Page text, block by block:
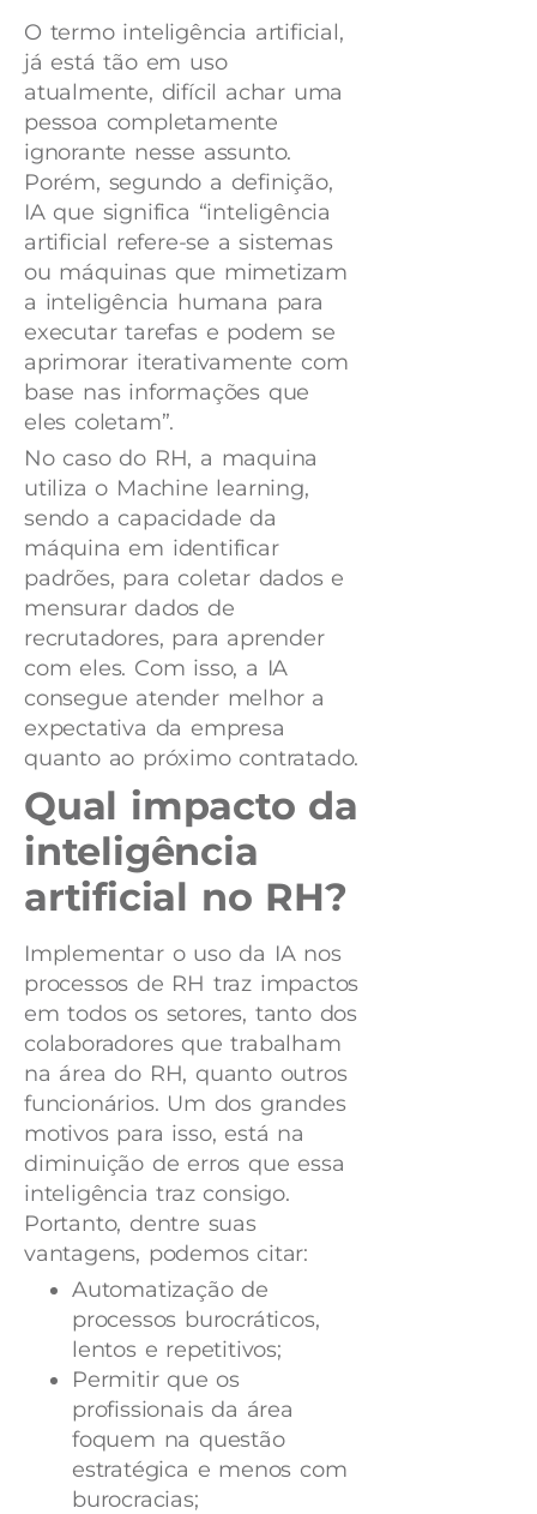
O termo inteligência artificial,
já está tão em uso
atualmente, difícil achar uma
pessoa completamente
ignorante nesse assunto.
Porém, segundo a definição,
IA que significa “inteligência
artificial refere-se a sistemas
ou máquinas que mimetizam
a inteligência humana para
executar tarefas e podem se
aprimorar iterativamente com
base nas informações que
eles coletam”.
No caso do RH, a maquina
utiliza o Machine learning,
sendo a capacidade da
máquina em identificar
padrões, para coletar dados e
mensurar dados de
recrutadores, para aprender
com eles. Com isso, a IA
consegue atender melhor a
expectativa da empresa
quanto ao próximo contratado.
Qual impacto da
inteligência
artificial no RH?
Implementar o uso da IA nos
processos de RH traz impactos
em todos os setores, tanto dos
colaboradores que trabalham
na área do RH, quanto outros
funcionários. Um dos grandes
motivos para isso, está na
diminuição de erros que essa
inteligência traz consigo.
Portanto, dentre suas
vantagens, podemos citar:
Automatização de
processos burocráticos,
lentos e repetitivos;
Permitir que os
profissionais da área
foquem na questão
estratégica e menos com
burocracias;